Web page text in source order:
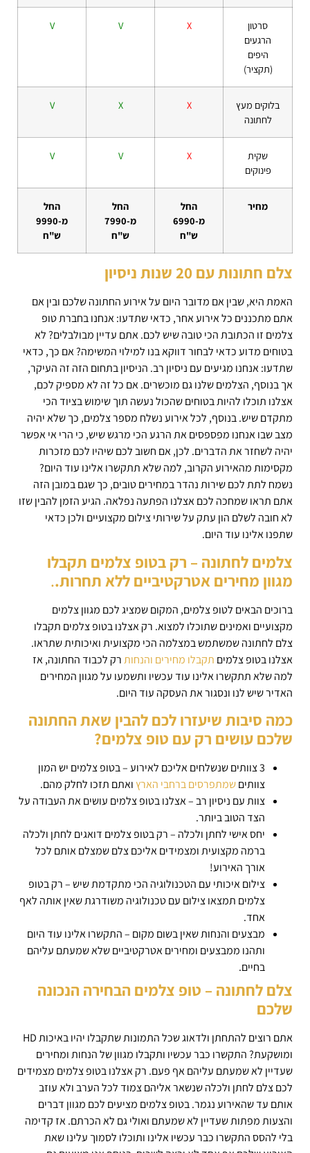
סרטון
הרגעים
היפים
(תקציר)
X
V
V
בלוקים מעץ
לחתונה
X
X
V
שקית
פינוקים
X
V
V
מחיר
החל
מ-6990
ש"ח
החל
מ-7990
ש"ח
החל
מ-9990
ש"ח
צלם חתונות עם 20 שנות ניסיון
האמת היא, שבין אם מדובר היום על אירוע החתונה שלכם ובין אם
אתם מתכננים כל אירוע אחר, כדאי שתדעו: אנחנו בחברת טופ
צלמים זו הכתובת הכי טובה שיש לכם. אתם עדיין מבולבלים? לא
בטוחים מדוע כדאי לבחור דווקא בנו למילוי המשימה? אם כך, כדאי
שתדעו: אנחנו מגיעים עם ניסיון רב. הניסיון בתחום הזה זה העיקר,
אך בנוסף, הצלמים שלנו גם מוכשרים. אם כל זה לא מספיק לכם,
אצלנו תוכלו להיות בטוחים שהכול נעשה תוך שימוש בציוד הכי
מתקדם שיש. בנוסף, לכל אירוע נשלח מספר צלמים, כך שלא יהיה
מצב שבו אנחנו מפספסים את הרגע הכי מרגש שיש, כי הרי אי אפשר
יהיה לשחזר את הדברים. לכן, אם חשוב לכם שיהיו לכם מזכרות
מקסימות מהאירוע הקרוב, למה שלא תתקשרו אלינו עוד היום?
נשמח לתת לכם שירות נהדר במחירים טובים, כך שגם במובן הזה
אתם תראו שמחכה לכם אצלנו הפתעה נפלאה. הגיע הזמן להבין שזו
לא חובה לשלם הון עתק על שירותי צילום מקצועיים ולכן כדאי
שתפנו אלינו עוד היום.
צלמים לחתונה – רק בטופ צלמים תקבלו
מגוון מחירים אטרקטיביים ללא תחרות..
ברוכים הבאים לטופ צלמים, המקום שמציג לכם מגוון צלמים
מקצועיים ואמינים שתוכלו למצוא. רק אצלנו בטופ צלמים תקבלו
צלם לחתונה שמשתמש במצלמה הכי מקצועית ואיכותית שתראו.
אצלנו בטופ צלמים תקבלו מחירים והנחותרק לכבוד החתונה, אז
למה שלא תתקשרו אלינו עוד עכשיו ותשמעו על מגוון המחירים
האדיר שיש לנו ונסגור את העסקה עוד היום.
כמה סיבות שיעזרו לכם להבין שאת החתונה
שלכם עושים רק עם טופ צלמים?
3 צוותים שנשלחים אליכם לאירוע – בטופ צלמים יש המון
צוותיםשמתפרסים ברחבי הארץ ואתם תזכו לחלק מהם.
צוות עם ניסיון רב – אצלנו בטופ צלמים עושים את העבודה על
הצד הטוב ביותר.
יחס אישי לחתן ולכלה – רק בטופ צלמים דואגים לחתן ולכלה
ברמה מקצועית ומצמידים אליכם צלם שמצלם אותם לכל
אורך האירוע!
צילום איכותי עם הטכנולוגיה הכי מתקדמת שיש – רק בטופ
צלמים תמצאו צילום עם טכנולוגיה משודרגת שאין אותה לאף
אחד.
מבצעים והנחות שאין בשום מקום – התקשרו אלינו עוד היום
ותהנו ממבצעים ומחירים אטרקטיביים שלא שמעתם עליהם
בחיים.
צלם לחתונה – טופ צלמים הבחירה הנכונה
שלכם
אתם רוצים להתחתן ולדאוג שכל התמונות שתקבלו יהיו באיכות HD
ומושקעת? התקשרו כבר עכשיו ותקבלו מגוון של הנחות ומחירים
שעדיין לא שמעתם עליהם אף פעם. רק אצלנו בטופ צלמים מצמידים
לכם צלם לחתן ולכלה שנשאר אליהם צמוד לכל הערב ולא עוזב
אותם עד שהאירוע נגמר. בטופ צלמים מציעים לכם מגוון דברים
והצעות מפתות שעדיין לא שמעתם ואולי גם לא הכרתם. אז קדימה
בלי להסס התקשרו כבר עכשיו אלינו ותוכלו לסמוך עלינו שאת